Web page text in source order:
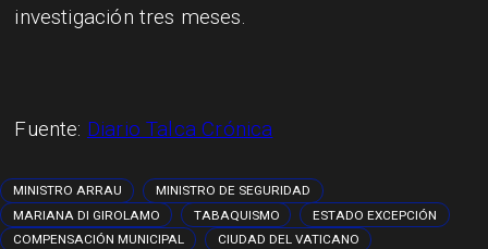
investigación tres meses.
Fuente: Diario Talca Crónica
MINISTRO ARRAU
MINISTRO DE SEGURIDAD
MARIANA DI GIROLAMO
TABAQUISMO
ESTADO EXCEPCIÓN
COMPENSACIÓN MUNICIPAL
CIUDAD DEL VATICANO